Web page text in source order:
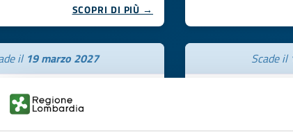
SCOPRI DI PIÙ →
il 19 marzo 2027 Scade il